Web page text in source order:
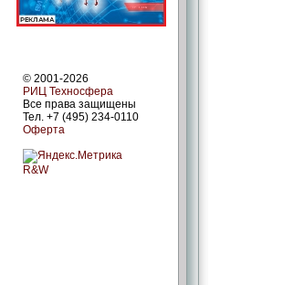
© 2001-2026
РИЦ Техносфера
Все права защищены
Тел. +7 (495) 234-0110
Оферта
R&W